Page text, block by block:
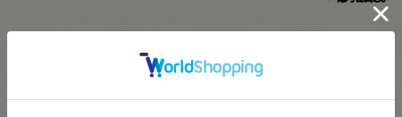
4.5
レビュー件数： 2